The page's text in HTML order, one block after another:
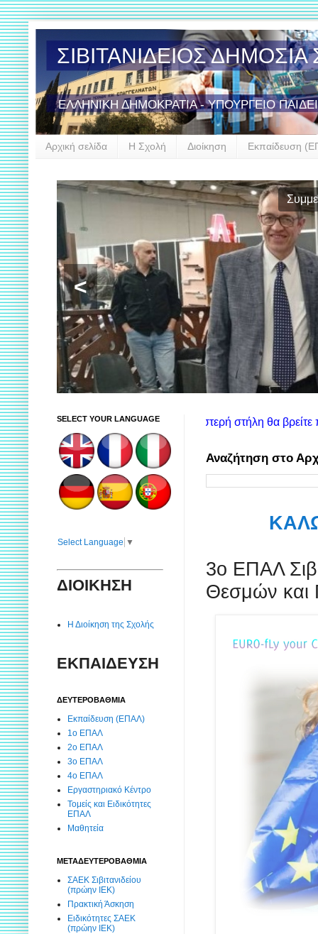
ΣΙΒΙΤΑΝΙΔΕΙΟΣ
ΕΛΛΗΝΙΚΗ ΔΗΜΟΚΡΑΤΙΑ - ΥΠΟΥΡΓΕΙΟ
Αρχική σελίδα Η Σχολή Διοίκηση Εκπαίδευση
Συμμετοχή της
<
ιστοτόπου: Στην αριστερή στήλη θα βρείτε πληροφορίες
Αναζήτηση στο
3ο ΕΠΑΛ
Θεσμών και
SELECT YOUR LANGUAGE
Select Language ▼
ΔΙΟΙΚΗΣΗ
Η Διοίκηση της Σχολής
ΕΚΠΑΙΔΕΥΣΗ
ΔΕΥΤΕΡΟΒΑΘΜΙΑ
Εκπαίδευση (ΕΠΑΛ)
1ο ΕΠΑΛ
2ο ΕΠΑΛ
3ο ΕΠΑΛ
4ο ΕΠΑΛ
Εργαστηριακό Κέντρο
Τομείς και Ειδικότητες
ΕΠΑΛ
Μαθητεία
ΜΕΤΑΔΕΥΤΕΡΟΒΑΘΜΙΑ
ΣΑΕΚ Σιβιτανιδείου
(πρώην ΙΕΚ)
Πρακτική Άσκηση
Ειδικότητες ΣΑΕΚ
(πρώην ΙΕΚ)